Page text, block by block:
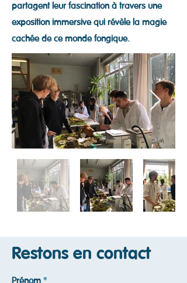
partagent leur fascination à travers une
exposition immersive qui révèle la magie
cachée de ce monde fongique.
Restons en contact